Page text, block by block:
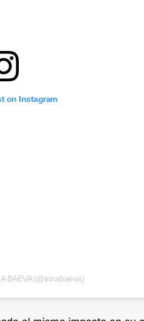
on Instagram
BAEVA (@irinabaeva)